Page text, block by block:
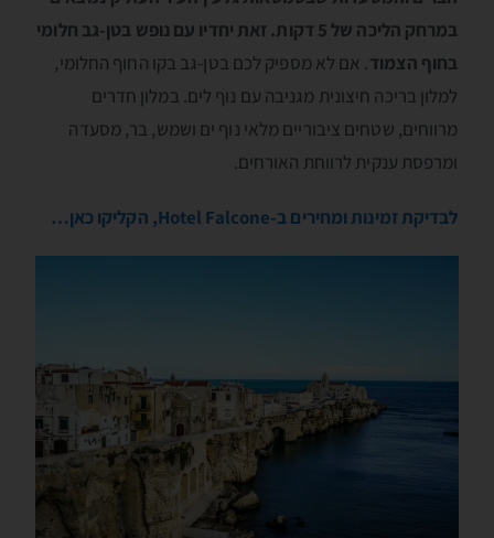
במרחק הליכה של 5 דקות. זאת יחדיו עם נופש בטן-גב חלומי
בחוף הצמוד. אם לא מספיק לכם בטן-גב בקו החוף החלומי,
למלון בריכה חיצונית מגניבה עם נוף לים. במלון חדרים
מרווחים, שטחים ציבוריים מלאי נוף ים ושמש, בר, מסעדה
ומרפסת ענקית לרווחת האורחים.
לבדיקת זמינות ומחירים ב-Hotel Falcone, הקליקו כאן…